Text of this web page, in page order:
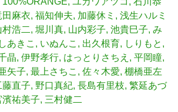
田麻衣 福知伸夫 加藤休ミ
浅生ハルミ
村浩二 堀川真 山内彩子 池貴巳子 み
あきこ
いぬんこ 出久根育
しりもと
晶 伊野孝行 はっとりさちえ
平岡瞳
矢子 最上さちこ 佐々木愛 棚橋亜左
藤直子 野口真紀 長島有里枝 繁延あづ
濱祐美子 三村健二